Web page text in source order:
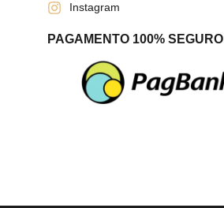
Instagram
PAGAMENTO 100% SEGURO